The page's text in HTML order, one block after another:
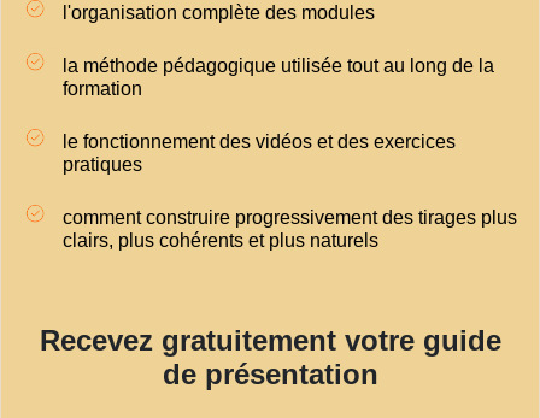
l'organisation complète des modules
la méthode pédagogique utilisée tout au long de la
formation
le fonctionnement des vidéos et des exercices
pratiques
comment construire progressivement des tirages plus
clairs, plus cohérents et plus naturels
Recevez gratuitement votre guide
de présentation